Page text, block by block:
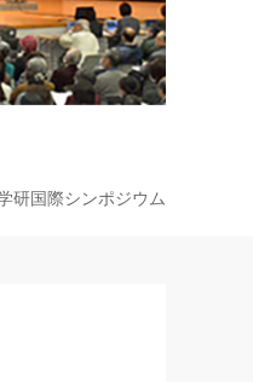
研国際シンポジウム